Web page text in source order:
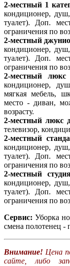
2-местный 1
кондиционер,
туалет). Доп.
ограничения по
2-местный
кондиционер,
туалет). Доп.
ограничения по
2-местный люкс
кондиционер,
мягкая мебель,
место - диван,
возрасту.
2-местный люкс
телевизор,
2-местный
кондиционер,
туалет). Доп.
ограничения по
2-местный
кондиционер,
туалет). Доп.
ограничения по
Сервис: Уборка
смена полотенец -
Внимание! Цена
сайте, либо